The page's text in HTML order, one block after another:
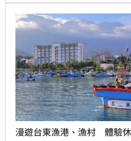
嗎？」。轄區金山警分局對此回
不妥。記者莊淇鈞／新北報導
漫遊台東漁港、漁村 體驗